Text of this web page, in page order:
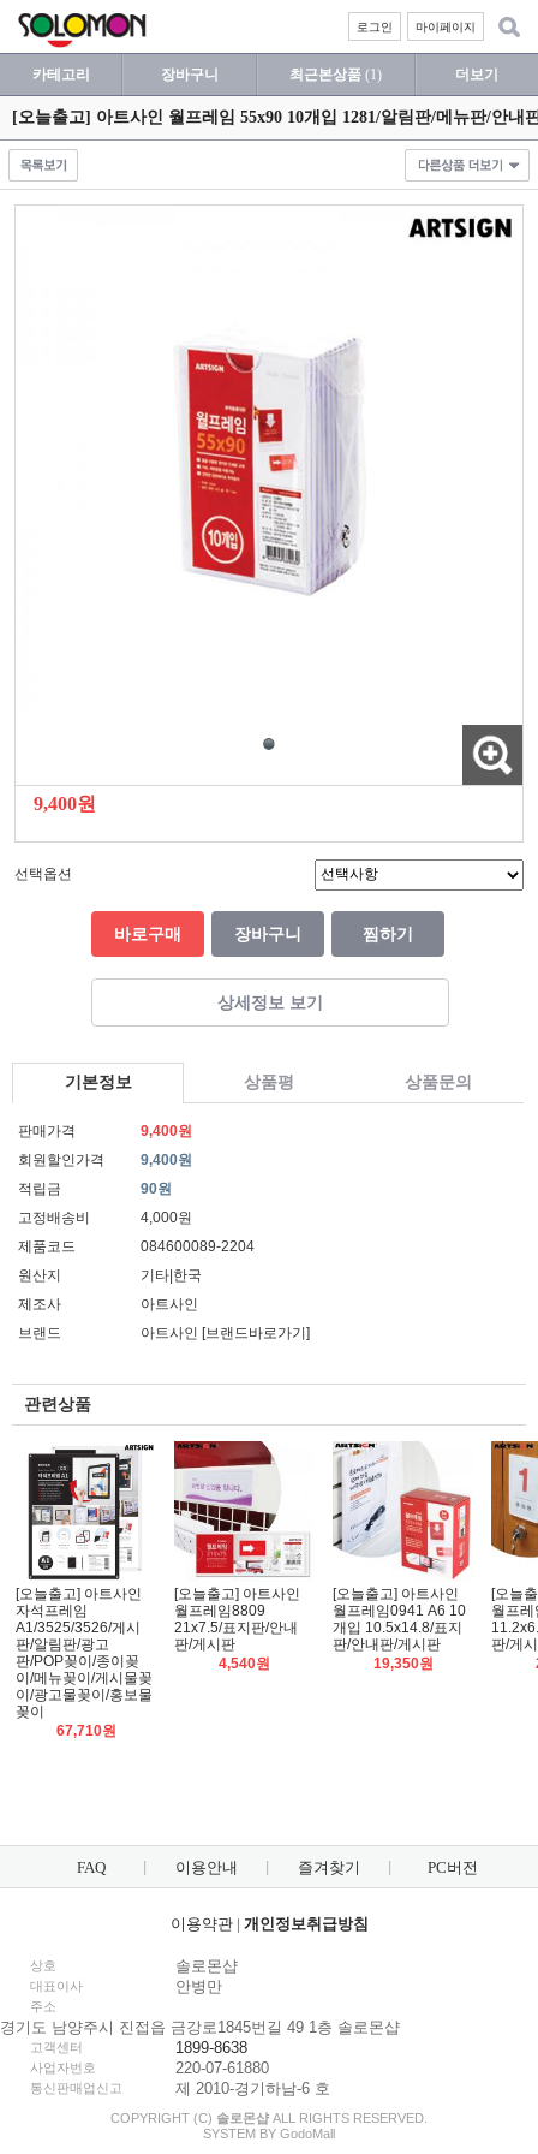
마이페이지
로그인
카테고리 장바구니 최근본상품 (1) 더보기
[오늘출고] 아트사인 월프레임 55x90 10개입 1281/알림판/메뉴판/안내
9,400원
선택옵션
바로구매 장바구니 찜하기
상세정보 보기
기본정보 상품평 상품문의
판매가격
9,400원
회원할인가격
9,400원
적립금
90원
고정배송비
4,000원
제품코드
084600089-2204
원산지
기타|한국
제조사
아트사인
브랜드
아트사인 [브랜드바로가기]
관련상품
[오늘출고] 아트사인
자석프레임
A1/3525/3526/게시
판/알림판/광고
판/POP꽂이/종이꽂
이/메뉴꽂이/게시물꽂
이/광고물꽂이/홍보물
꽂이
67,710원
[오늘출고] 아트사인
월프레임8809
21x7.5/표지판/안내
판/게시판
4,540원
[오늘출고] 아트사인
월프레임0941 A6 10
개입 10.5x14.8/표지
판/안내판/게시판
19,350원
[오늘
월프
판/게
FAQ 이용안내 즐겨찾기 PC버전
이용약관| 개인정보취급방침
상호 솔로몬샵
대표이사 안병만
주소
경기도 남양주시 진접읍 금강로1845번길 49 1층 솔로몬샵
고객센터 1899-8638
사업자번호 220-07-61880
통신판매업신고 제 2010-경기하남-6 호
COPYRIGHT (C) 솔로몬샵 ALL RIGHTS RESERVED.
SYSTEM BY GodoMall